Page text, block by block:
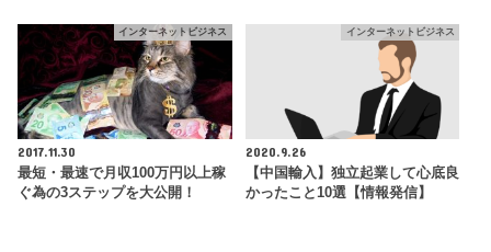
インターネットビジネス
2017.11.30
最短・最速で月収100万円以上稼
ぐ為の3ステップを大公開！
インターネットビジネス
2020.9.26
【中国輸入】独立起業して心底良
かったこと10選【情報発信】